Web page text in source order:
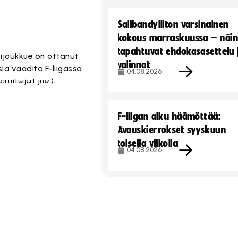
on ottanut
vaadita F-liigassa
jne.).
Salibandyliiton varsinainen
kokous marraskuussa – näin
tapahtuvat ehdokasasettelu
valinnat
04.08.2026
F-liigan alku häämöttää:
Avauskierrokset syyskuun
toisella viikolla
04.08.2026